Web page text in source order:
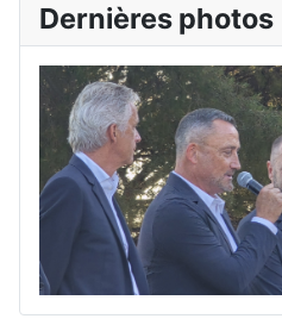
Dernières photos